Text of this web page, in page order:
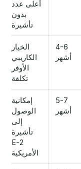
أعلى عدد
بدون
تأشيرة
4-6
أشهر
الخيار
الكاريبي
الأوفر
تكلفة
5-7
أشهر
إمكانية
الوصول
إلى
تأشيرة
E-2
الأمريكية